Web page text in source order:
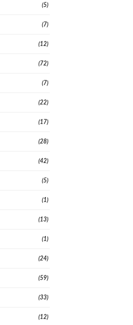
(5)
(7)
(12)
(72)
(7)
(22)
(17)
(28)
(42)
(5)
(1)
(13)
(1)
(24)
(59)
(33)
(12)